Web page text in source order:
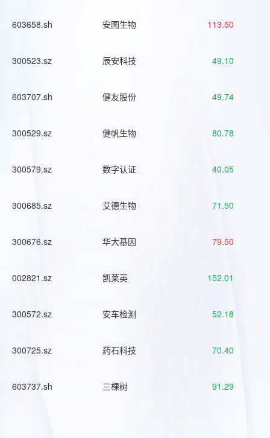
603658.sh 安图生物 113.50
300523.sz 辰安科技 49.10
603707.sh 健友股份 49.74
300529.sz 健帆生物 80.78
300579.sz 数字认证 40.05
300685.sz 艾德生物 71.50
300676.sz 华大基因 79.50
002821.sz 凯莱英 152.01
300572.sz 安车检测 52.18
300725.sz 药石科技 70.40
603737.sh 三棵树 91.29